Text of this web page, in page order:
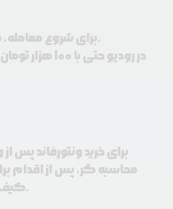
برای شروع معامله، کیف پول خود را به میزان دلخواه شارژ کنید.
در رودیو حتی
برای خرید ونتورفاند پس
محاسبه گر، پس از اقدام
کیف پول اختصاصی شما قابل مشاهده میباشد.